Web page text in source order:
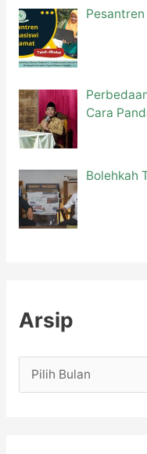
Cara
Bolehkah
Arsip
r